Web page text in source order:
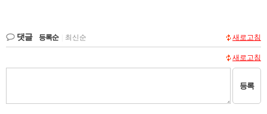
댓글 등록순 최신순 새로고침
새로고침
등록